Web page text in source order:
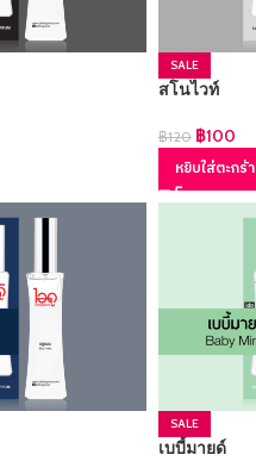
SALE
สโนไวท์
฿120 ฿100
หยิบใส่ตะกร้า
SALE
เบบี้มายด์